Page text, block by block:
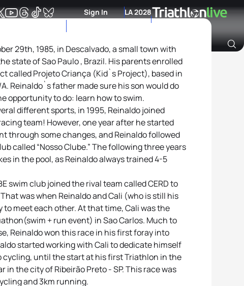
Sign In LA 2028
29th, 1985, in Descalvado, a small town with
state of Sao Paulo , Brazil. His parents enrolled
called Projeto Criança (Kid`s Project), based in
Reinaldo`s father made sure his son would do
opportunity to do: learn how to swim.
different sports, in 1995, Reinaldo joined
team! However, one year after he started
through some changes, and Reinaldo followed
called “Nosso Clube.” The following three years
in the pool, as Reinaldo always trained 4-5
swim club joined the rival team called CERD to
was when Reinaldo and Cali (who is still his
meet each other. At that time, Cali was the
+ run event) in Sao Carlos. Much to
Reinaldo won this race in his first foray into
started working with Cali to dedicate himself
cycling, until the start at his first Triathlon in the
in the city of Ribeirão Preto - SP. This race was
and 3km running.